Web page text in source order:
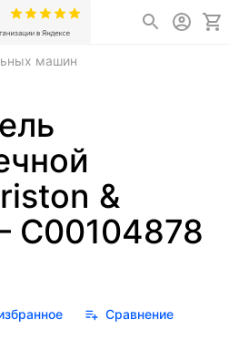
машин
&
C00104878
Сравнение